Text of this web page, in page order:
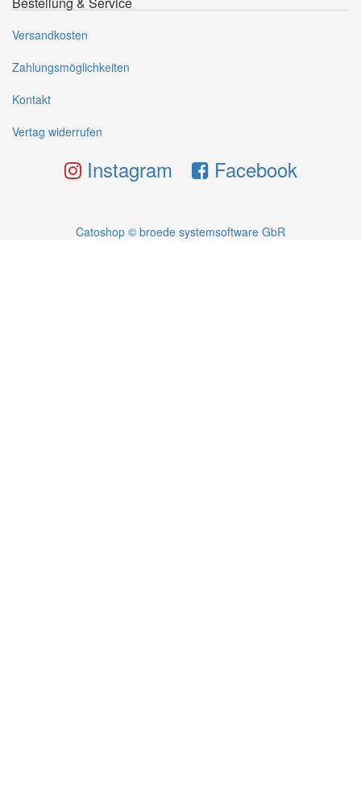
Versandkosten
Zahlungsmöglichkeiten
Kontakt
Vertag widerrufen
Instagram Facebook
Catoshop © broede systemsoftware GbR